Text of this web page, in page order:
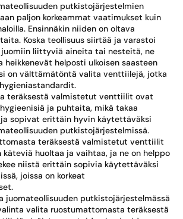
putkistojärjestelmien
paljon korkeammat vaatimukset kuin
Ensinnäkin niiden on oltava
Koska teollisuus siirtää ja varastoi
liittyviä aineita tai nesteitä, ne
helposti ulkoisen saasteen
on välttämätöntä valita venttiilejä, jotka
teräksestä valmistetut venttiilit ovat
ja puhtaita, mikä takaa
sopivat erittäin hyvin käytettäväksi
putkistojärjestelmissä.
teräksestä valmistetut venttiilit
huoltaa ja vaihtaa, ja ne on helppo
niistä erittäin sopivia käytettäväksi
joissa on korkeat
juomateollisuuden putkistojärjestelmässä
valita ruostumattomasta teräksestä